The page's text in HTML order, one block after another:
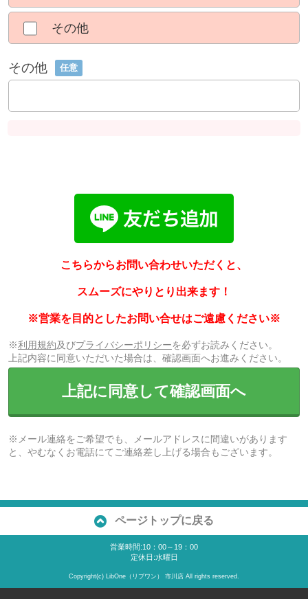
その他
その他 任意
こちらからお問い合わせいただくと、
スムーズにやりとり出来ます！
※営業を目的としたお問い合せはご遠慮ください※
※利用規約及びプライバシーポリシーを必ずお読みください。
上記内容に同意いただいた場合は、確認画面へお進みください。
上記に同意して確認画面へ
※メール連絡をご希望でも、メールアドレスに間違いがあります
と、やむなくお電話にてご連絡差し上げる場合もございます。
ページトップに戻る
営業時間:10：00～19：00
定休日:水曜日
Copyright(c) LibOne（リブワン） 市川店 All rights reserved.